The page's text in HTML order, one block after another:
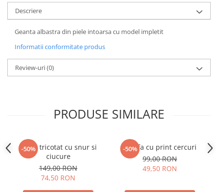
Descriere
Geanta albastra din piele intoarsa cu model impletit
Informatii conformitate produs
Review-uri(0)
PRODUSE SIMILARE
-50%
Guler tricotat cu snur si
ciucure
149,00 RON
74,50 RON
-50%
Esarfa cu print cercuri
99,00 RON
49,50 RON